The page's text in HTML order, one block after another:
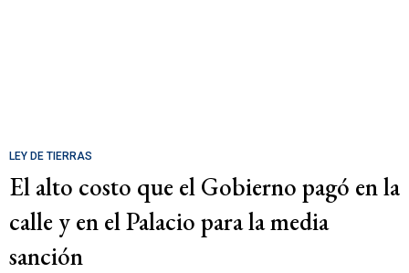
LEY DE TIERRAS
El alto costo que el Gobierno pagó en la
calle y en el Palacio para la media
sanción